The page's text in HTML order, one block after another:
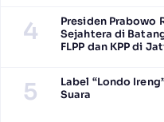
4
Presiden Prabowo
Sejahtera di
FLPP dan KPP di
5
Label “Londo
Suara